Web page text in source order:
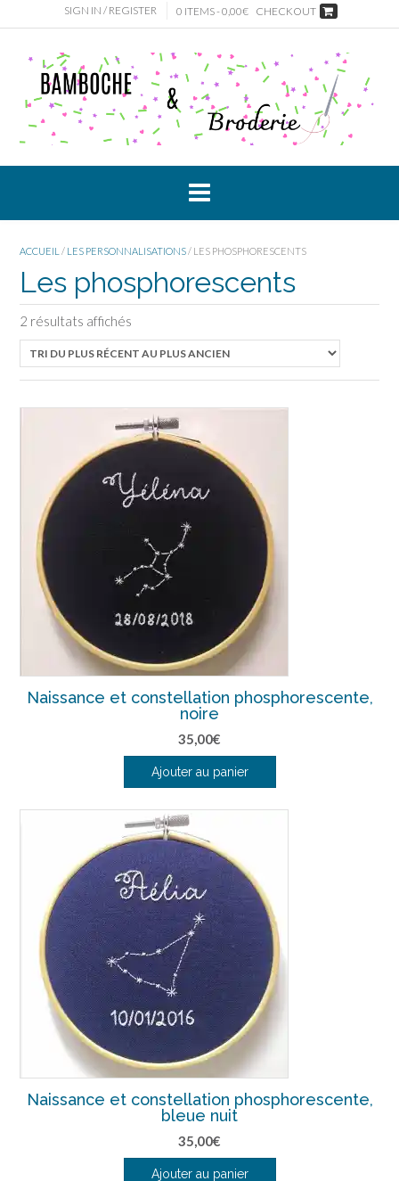
to
SIGN IN / REGISTER 0 ITEMS - 0,00€ CHECKOUT
ACCUEIL / LES PERSONNALISATIONS/ LES PHOSPHORESCENTS
Les phosphorescents
2 résultats affichés
Naissance et constellation phosphorescente,
noire
35,00€
Ajouter au panier
Naissance et constellation phosphorescente,
bleue nuit
35,00€
Ajouter au panier